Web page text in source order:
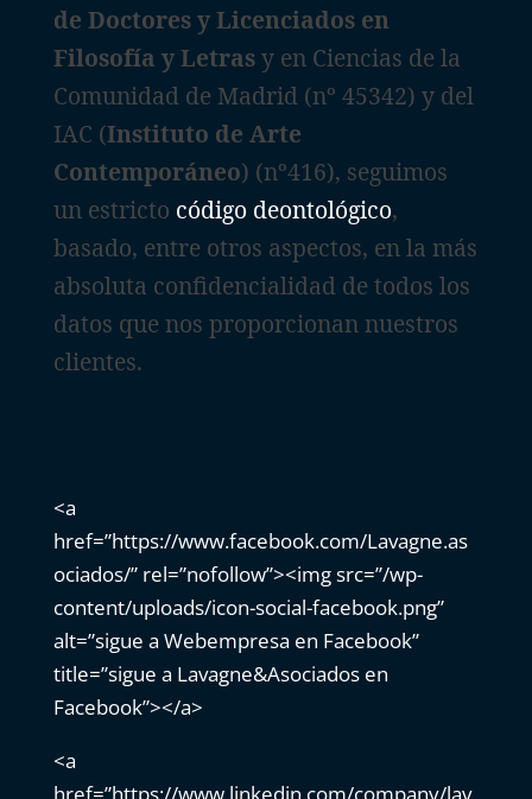
de Doctores y Licenciados en
Filosofía y Letrasy en Ciencias de la
Comunidad de Madrid (nº 45342) y del
IAC (Instituto de Arte
Contemporáneo) (nº416), seguimos
un estricto código deontológico,
basado, entre otros aspectos, en la más
absoluta confidencialidad de todos los
datos que nos proporcionan nuestros
clientes.
<a
href=”https://www.facebook.com/Lavagne.as
ociados/” rel=”nofollow”><img src=”/wp-
content/uploads/icon-social-facebook.png”
alt=”sigue a Webempresa en Facebook”
title=”sigue a Lavagne&Asociados en
Facebook”></a>
<a
href=”https://www.linkedin.com/company/lav